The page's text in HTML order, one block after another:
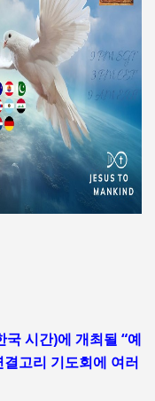
시간)에 개최될 “예
고리 기도회에 여러